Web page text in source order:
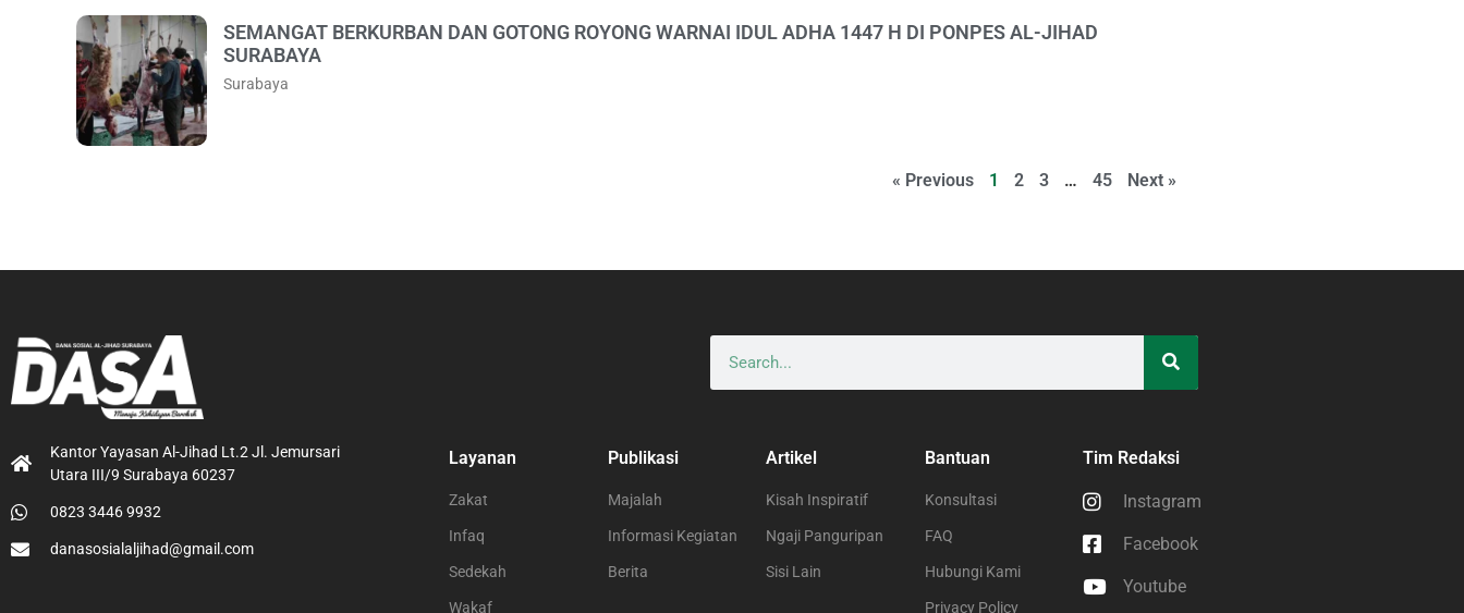
SEMANGAT BERKURBAN DAN GOTONG ROYONG WARNAI IDUL ADHA 1447 H DI PONPES AL-JIHAD
SURABAYA
Surabaya
« Previous 1 2 3 … 45 Next »
Kantor Yayasan Al-Jihad Lt.2 Jl. Jemursari
Utara III/9 Surabaya 60237
0823 3446 9932
danasosialaljihad@gmail.com
Layanan
Zakat
Infaq
Sedekah
Wakaf
Publikasi
Majalah
Informasi Kegiatan
Berita
Artikel
Kisah Inspiratif
Ngaji Panguripan
Sisi Lain
Bantuan
Konsultasi
FAQ
Hubungi Kami
Privacy Policy
Tim Redaksi
Instagram
Facebook
Youtube